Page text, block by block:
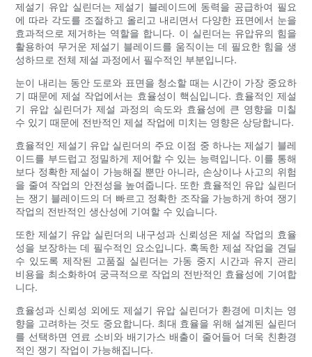
제설기 유압 실린더는 제설기 블레이드에 동력을 공급하여 필요
에 따라 각도를 조절하고 올리고 내리면서 다양한 표면에서 눈을
효과적으로 제거하는 역할을 합니다. 이 실린더는 유압유의 힘을
활용하여 무거운 제설기 블레이드를 움직이는 데 필요한 힘을 생
성하므로 전체 제설 과정에서 필수적인 부분입니다.
눈이 내리는 동안 도로와 표면을 청소할 때는 시간이 가장 중요하
기 때문에 제설 작업에서는 효율성이 핵심입니다. 효율적인 제설
기 유압 실린더가 제설 과정의 속도와 효율성에 큰 영향을 미칠
수 있기 때문에 전반적인 제설 작업에 미치는 영향은 상당합니다.
효율적인 제설기 유압 실린더의 주요 이점 중 하나는 제설기 블레
이드를 부드럽고 정밀하게 제어할 수 있는 능력입니다. 이를 통해
보다 정확한 제설이 가능해질 뿐만 아니라, 손상이나 사고의 위험
을 줄여 작업의 안전성을 높여줍니다. 또한 효율적인 유압 실린더
는 쟁기 블레이드의 더 빠르고 정확한 조작을 가능하게 하여 쟁기
작업의 전반적인 생산성에 기여할 수 있습니다.
또한 제설기 유압 실린더의 내구성과 신뢰성은 제설 작업의 효율
성을 보장하는 데 필수적인 요소입니다. 혹독한 제설 작업을 견딜
수 있도록 제작된 고품질 실린더는 가동 중지 시간과 유지 관리
비용을 최소화하여 궁극적으로 작업의 전반적인 효율성에 기여합
니다.
효율성과 신뢰성 외에도 제설기 유압 실린더가 환경에 미치는 영
향을 고려하는 것도 중요합니다. 최대 효율을 위해 설계된 실린더
를 선택하면 연료 소비와 배기가스 배출이 줄어들어 더욱 친환경
적인 쟁기 작업이 가능해집니다.